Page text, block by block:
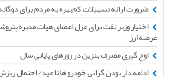
ضرورت ارائه تسهیلات کم‌بهره به مردم برای
اختیار وزیر نفت برای عزل اعضای هیات مدیره
عرضه ارز
اوج گیری مصرف بنزین در روزهای پایانی سال
ادامه دار بودن گرانی خودرو ها تا عید/ احتمال